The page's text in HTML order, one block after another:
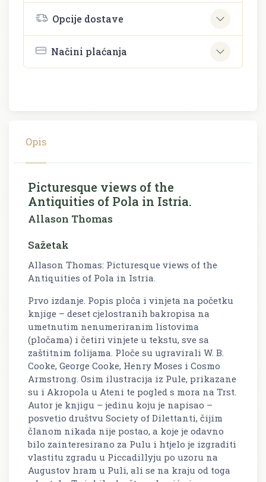
Opcije dostave
Načini plaćanja
Opis
Picturesque views of the
Antiquities of Pola in Istria.
Allason Thomas
Sažetak
Allason Thomas: Picturesque views of the
Antiquities of Pola in Istria.
Prvo izdanje. Popis ploča i vinjeta na početku
knjige – deset cjelostranih bakropisa na
umetnutim nenumeriranim listovima
(pločama) i četiri vinjete u tekstu, sve sa
zaštitnim folijama. Ploče su ugravirali W. B.
Cooke, George Cooke, Henry Moses i Cosmo
Armstrong. Osim ilustracija iz Pule, prikazane
su i Akropola u Ateni te pogled s mora na Trst.
Autor je knjigu – jedinu koju je napisao –
posvetio društvu Society of Dilettanti, čijim
članom nikada nije postao, a koje je odavno
bilo zainteresirano za Pulu i htjelo je izgraditi
vlastitu zgradu u Piccadillyju po uzoru na
Augustov hram u Puli, ali se na kraju od toga